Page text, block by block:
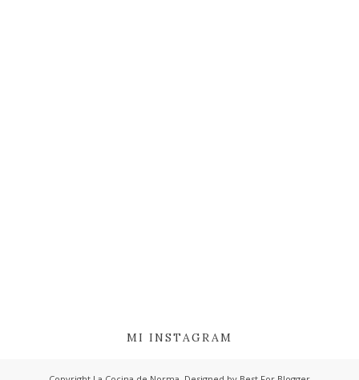
MI INSTAGRAM